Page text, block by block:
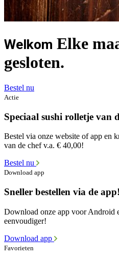
Welkom Elke
gesloten.
Bestel nu
Actie
Speciaal sushi rolletje van
Bestel via onze website of app en
van de chef v.a. € 40,00!
Bestel nu
Download app
Sneller bestellen via de app!
Download onze app voor Android
eenvoudiger!
Download app
Favorieten